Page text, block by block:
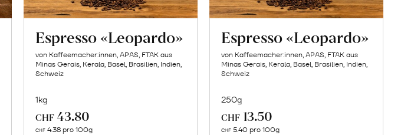
Espresso «Leopardo»
von Kaffeemacher:innen, APAS, FTAK aus
Minas Gerais, Kerala, Basel, Brasilien, Indien,
Schweiz
1kg
CHF 43.80
CHF 4.38 pro 100g
Espresso «Leopardo»
von Kaffeemacher:innen, APAS, FTAK aus
Minas Gerais, Kerala, Basel, Brasilien, Indien,
Schweiz
250g
CHF 13.50
CHF 5.40 pro 100g